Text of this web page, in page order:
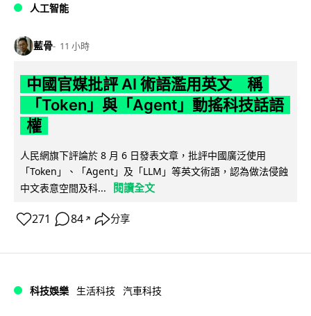
人工智能
藍骨 11 小時
中國官媒批評 AI 術語濫用英文 稱
「Token」與「Agent」動搖科技話語
權
人民網旗下評論於 8 月 6 日發表文章，批評中國廣泛使用
「Token」、「Agent」及「LLM」等英文術語，認為做法侵蝕
中文表意空間及科...
閱讀全文
271 84 ↗ 分享
科技娛樂 生活科技 汽車科技